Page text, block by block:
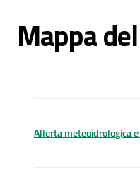
Mappa
Allerta meteoidrologica